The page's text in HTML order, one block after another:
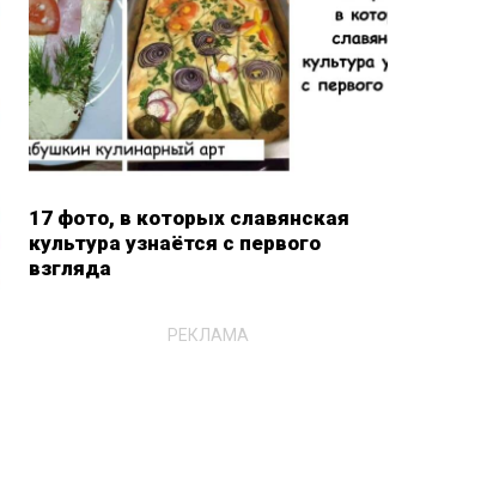
17 фото, в которых славянская
культура узнаётся с первого
взгляда
РЕКЛАМА